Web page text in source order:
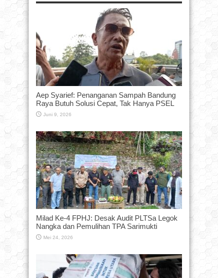
Aep Syarief: Penanganan Sampah Bandung
Raya Butuh Solusi Cepat, Tak Hanya PSEL
Juni 9, 2026
Milad Ke-4 FPHJ: Desak Audit PLTSa Legok
Nangka dan Pemulihan TPA Sarimukti
Mei 24, 2026